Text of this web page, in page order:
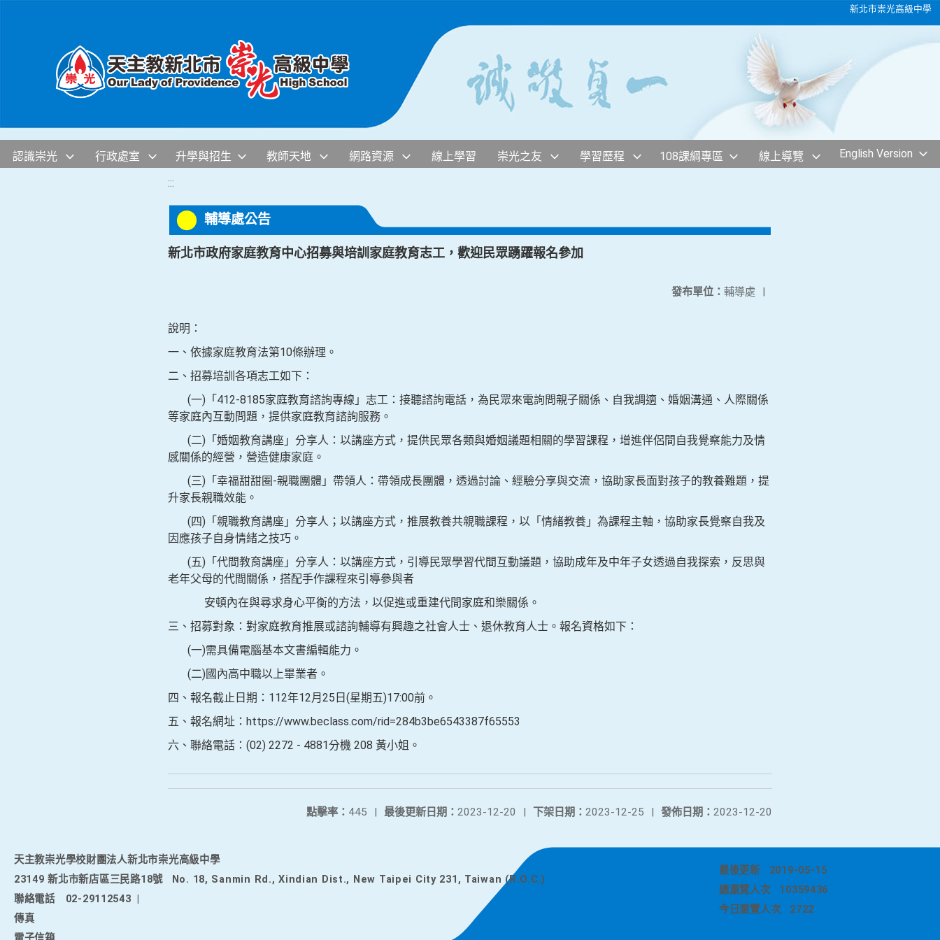
新北市崇光高級中學
認識崇光 行政處室 升學與招生 教師天地 網路資源 線上學習 崇光之友 學習歷程 108課綱專區 線上導覽 English Version
:::
輔導處公告
新北市政府家庭教育中心招募與培訓家庭教育志工，歡迎民眾踴躍報名參加
發布單位： 輔導處 |
說明：
一、依據家庭教育法第10條辦理。
二、招募培訓各項志工如下：
(一)「412-8185家庭教育諮詢專線」志工：接聽諮詢電話，為民眾來電詢問親子關係、自我調適、婚姻溝通、人際關係
等家庭內互動問題，提供家庭教育諮詢服務。
(二)「婚姻教育講座」分享人：以講座方式，提供民眾各類與婚姻議題相關的學習課程，增進伴侶間自我覺察能力及情
感關係的經營，營造健康家庭。
(三)「幸福甜甜圈-親職團體」帶領人：帶領成長團體，透過討論、經驗分享與交流，協助家長面對孩子的教養難題，提
升家長親職效能。
(四)「親職教育講座」分享人；以講座方式，推展教養共親職課程，以「情緒教養」為課程主軸，協助家長覺察自我及
因應孩子自身情緒之技巧。
(五)「代間教育講座」分享人：以講座方式，引導民眾學習代間互動議題，協助成年及中年子女透過自我探索，反思與
老年父母的代間關係，搭配手作課程來引導參與者
安頓內在與尋求身心平衡的方法，以促進或重建代間家庭和樂關係。
三、招募對象：對家庭教育推展或諮詢輔導有興趣之社會人士、退休教育人士。報名資格如下：
(一)需具備電腦基本文書編輯能力。
(二)國內高中職以上畢業者。
四、報名截止日期：112年12月25日(星期五)17:00前。
五、報名網址：https://www.beclass.com/rid=284b3be6543387f65553
六、聯絡電話：(02) 2272 - 4881分機 208 黃小姐。
發佈日期： 2023-12-20
下架日期： 2023-12-25 |
最後更新日期： 2023-12-20 |
點擊率： 445 |
天主教崇光學校財團法人新北市崇光高級中學
23149 新北市新店區三民路18號
No. 18, Sanmin Rd., Xindian Dist., New Taipei City 231, Taiwan (R.O.C.)
聯絡電話
02-29112543
傳真
最後更新
2019-05-15
總瀏覽人次
10359436
今日瀏覽人次
2722